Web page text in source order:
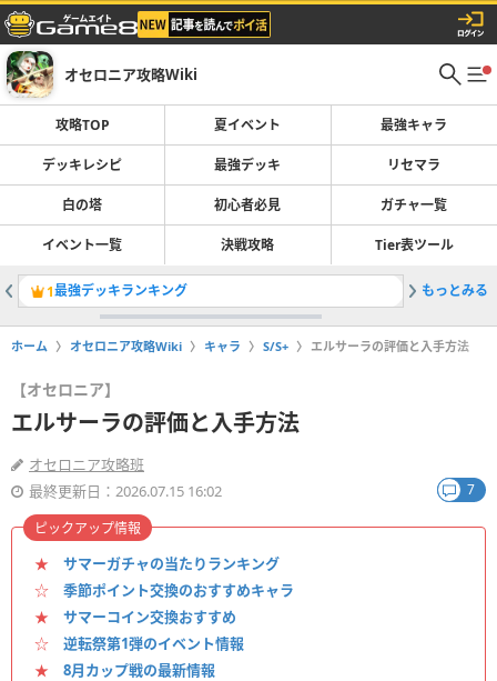
オセロニア攻略Wiki
攻略TOP 夏イベント 最強キャラ
デッキレシピ 最強デッキ リセマラ
白の塔 初心者必見 ガチャ一覧
イベント一覧 決戦攻略 Tier表ツール
1最強デッキランキング 2
もっとみる
ホーム オセロニア攻略Wiki キャラ S/S+ エルサーラの評価と入手方法
【オセロニア】
エルサーラの評価と入手方法
オセロニア攻略班
最終更新日：2026.07.15 16:02
7
★ サマーガチャの当たりランキング
☆ 季節ポイント交換のおすすめキャラ
★ サマーコイン交換おすすめ
☆ 逆転祭第1弾のイベント情報
★ 8月カップ戦の最新情報
ピックアップ情報